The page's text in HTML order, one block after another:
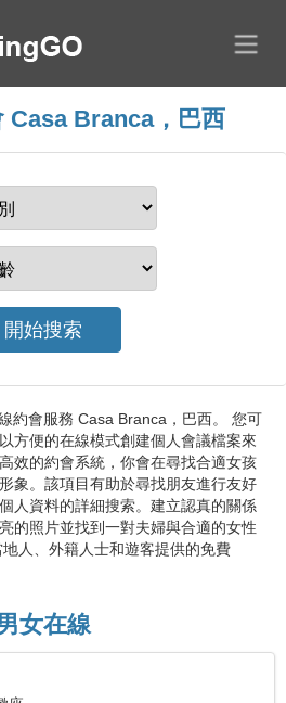
Casa Branca，巴西
約會服務 Casa Branca，巴西。 您可
方便的在線模式創建個人會議檔案來
效的約會系統，你會在尋找合適女孩
象。該項目有助於尋找朋友進行友好
人資料的詳細搜索。建立認真的關係
的照片並找到一對夫婦與合適的女性
人、外籍人士和遊客提供的免費
女在線